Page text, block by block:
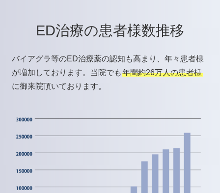
ED治療の患者様数推移
バイアグラ等のED治療薬の認知も高まり、年々患者様
が増加しております。当院でも 年間約26万人の患者様
に御来院頂いております。